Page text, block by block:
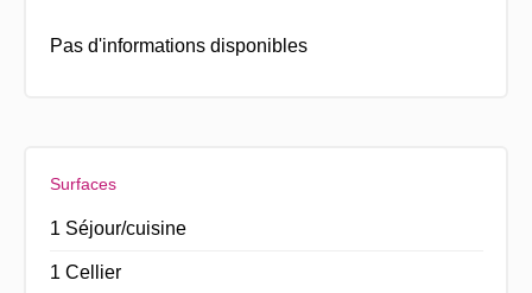
Pas d'informations disponibles
Surfaces
1 Séjour/cuisine
1 Cellier